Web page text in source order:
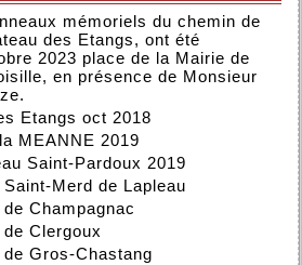
mémoriels du chemin de
des Etangs, ont été
2023 place de la Mairie de
en présence de Monsieur
Etangs oct 2018
MEANNE 2019
Saint-Pardoux 2019
Merd de Lapleau
Champagnac
Clergoux
Gros-Chastang